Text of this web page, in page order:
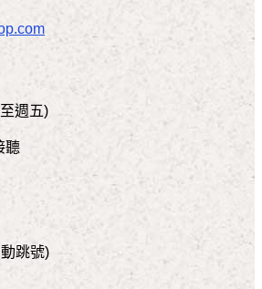
週五)
聽
跳號)